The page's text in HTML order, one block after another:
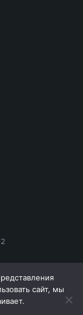
МЕДИКА», ИНН:
сайт, мы